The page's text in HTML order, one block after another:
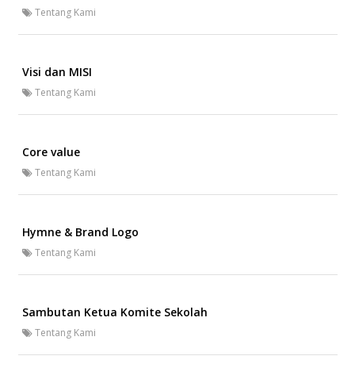
Tentang Kami
Visi dan MISI
Tentang Kami
Core value
Tentang Kami
Hymne & Brand Logo
Tentang Kami
Sambutan Ketua Komite Sekolah
Tentang Kami